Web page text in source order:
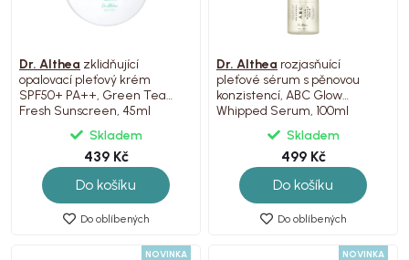
Dr. Althea zklidňující
opalovací pleťový krém
SPF50+ PA++, Green Tea
Fresh Sunscreen, 45ml
Skladem
439 Kč
Do košíku
Do oblíbených
Dr. Althea rozjasňuící
pleťové sérum s pěnovou
konzistencí, ABC Glow
Whipped Serum, 100ml
Skladem
499 Kč
Do košíku
Do oblíbených
NOVINKA NOVINKA